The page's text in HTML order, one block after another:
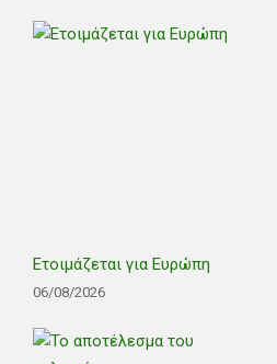
Ετοιμάζεται για Ευρώπη
06/08/2026